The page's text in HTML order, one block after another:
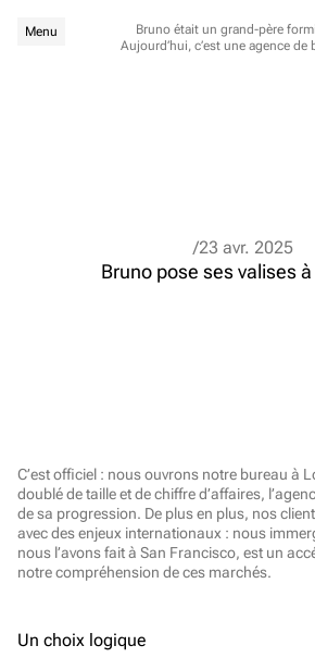
Bruno était un grand-père
Aujourd’hui, c’est une agence de
Menu
/23 avr. 2025
Bruno pose ses valises
C’est officiel : nous ouvrons notre bureau à
doublé de taille et de chiffre d’affaires,
de sa progression. De plus en plus, nos
avec des enjeux internationaux : nous
nous l’avons fait à San Francisco, est un
notre compréhension de ces marchés.
Un choix logique